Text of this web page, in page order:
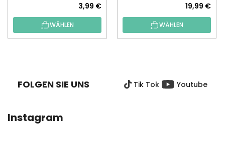
3,99 €
WÄHLEN
19,99 €
WÄHLEN
FOLGEN SIE UNS Tik Tok Youtube
Instagram